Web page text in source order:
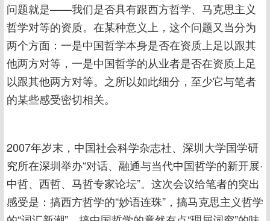
问题就是——我们是否具有跟西方哲学、马克思主义
哲学对等的资质。在某种意义上，这个问题又当分为
两个方面：一是中国哲学本身是否在资质上足以跟其
他两方对等，一是中国哲学的从业者是否在资质上足
以跟其他两方对等。之所以如此细分，至少它与笔者
的某些感受密切相关。
2007年岁末，中国社会科学杂志社、深圳大学国学研
究所在深圳举办“对话、融通与当代中国哲学的新开展·
中哲、西哲、马哲专家论坛”。这次会议给笔者的突出
感受是：搞西方哲学的“妙语连珠”，搞马克思主义哲学